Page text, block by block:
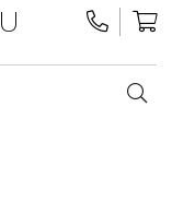
/
древесины